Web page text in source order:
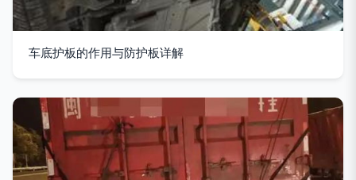
车底护板的作用与防护板详解